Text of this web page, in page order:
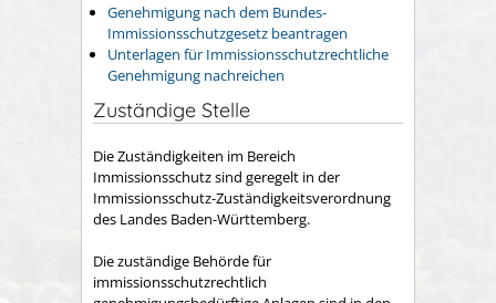
Genehmigung nach dem Bundes-
Immissionsschutzgesetz beantragen
Unterlagen für Immissionsschutzrechtliche
Genehmigung nachreichen
Zuständige Stelle
Die Zuständigkeiten im Bereich
Immissionsschutz sind geregelt in der
Immissionsschutz-Zuständigkeitsverordnung
des Landes Baden-Württemberg.
Die zuständige Behörde für
immissionsschutzrechtlich